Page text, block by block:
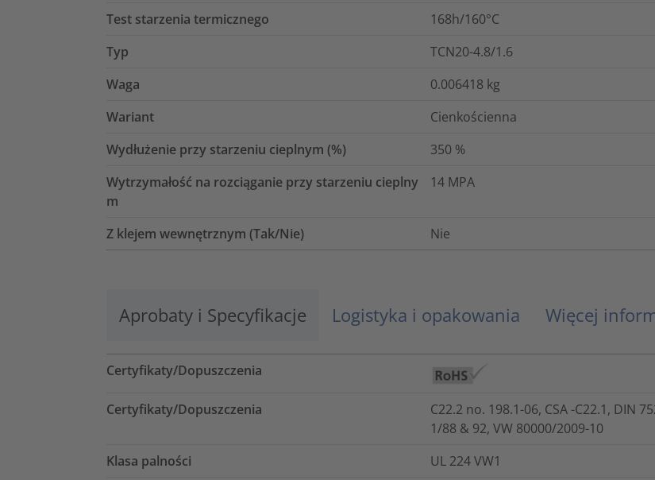
Test starzenia termicznego
168h/160°C
Typ
TCN20-4.8/1.6
Waga
0.006418 kg
Wariant
Cienkościenna
Wydłużenie przy starzeniu cieplnym (%)
350 %
Wytrzymałość na rozciąganie przy starzeniu cieplny
m
14 MPA
Z klejem wewnętrznym (Tak/Nie) Nie
Aprobaty i Specyfikacje Logistyka i opakowania Więcej
Certyfikaty/Dopuszczenia
Certyfikaty/Dopuszczenia
C22.2 no. 198.1-06, CSA -C22.1, DIN
1/88 & 92, VW 80000/2009-10
Klasa palności
UL 224 VW1